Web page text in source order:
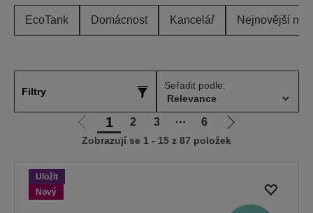
EcoTank Domácnost Kancelář Nejnovější
Filtry
Seřadit podle:
Jít
na
1 2 3 ⋯ 6
Jít
na
Zobrazují se 1 - 15 z 87 položek
Uložit
Nový